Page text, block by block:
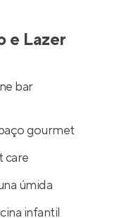
e Lazer
bar
gourmet
care
úmida
infantil